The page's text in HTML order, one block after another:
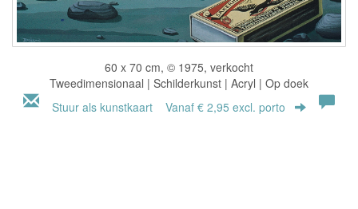
60 x 70 cm, © 1975, verkocht
Tweedimensionaal | Schilderkunst | Acryl | Op doek
Stuur als kunstkaart Vanaf € 2,95 excl. porto